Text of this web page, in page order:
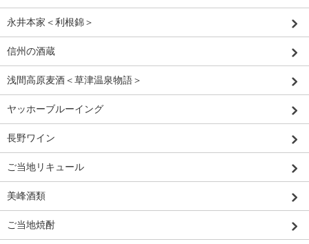
永井本家＜利根錦＞
信州の酒蔵
浅間高原麦酒＜草津温泉物語＞
ヤッホーブルーイング
長野ワイン
ご当地リキュール
美峰酒類
ご当地焼酎